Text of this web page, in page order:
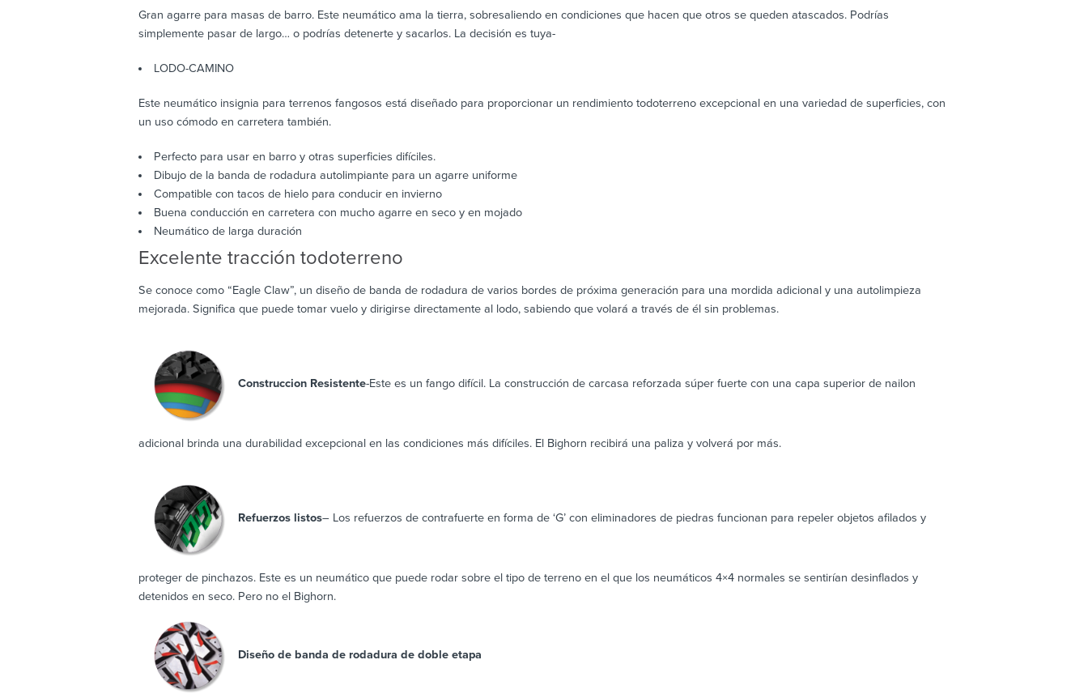
Gran agarre para masas de barro. Este neumático ama la tierra, sobresaliendo en condiciones que hacen que otros se queden atascados. Podrías
simplemente pasar de largo… o podrías detenerte y sacarlos. La decisión es tuya-
LODO-CAMINO
Este neumático insignia para terrenos fangosos está diseñado para proporcionar un rendimiento todoterreno excepcional en una variedad de superficies, con
un uso cómodo en carretera también.
Perfecto para usar en barro y otras superficies difíciles.
Dibujo de la banda de rodadura autolimpiante para un agarre uniforme
Compatible con tacos de hielo para conducir en invierno
Buena conducción en carretera con mucho agarre en seco y en mojado
Neumático de larga duración
Excelente tracción todoterreno
Se conoce como “Eagle Claw”, un diseño de banda de rodadura de varios bordes de próxima generación para una mordida adicional y una autolimpieza
mejorada. Significa que puede tomar vuelo y dirigirse directamente al lodo, sabiendo que volará a través de él sin problemas.
Construccion Resistente-Este es un fango difícil. La construcción de carcasa reforzada súper fuerte con una capa superior de nailon
adicional brinda una durabilidad excepcional en las condiciones más difíciles. El Bighorn recibirá una paliza y volverá por más.
Refuerzos listos– Los refuerzos de contrafuerte en forma de ‘G’ con eliminadores de piedras funcionan para repeler objetos afilados y
proteger de pinchazos. Este es un neumático que puede rodar sobre el tipo de terreno en el que los neumáticos 4×4 normales se sentirían desinflados y
detenidos en seco. Pero no el Bighorn.
Diseño de banda de rodadura de doble etapa